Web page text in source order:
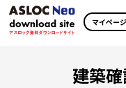
マイページ
建築